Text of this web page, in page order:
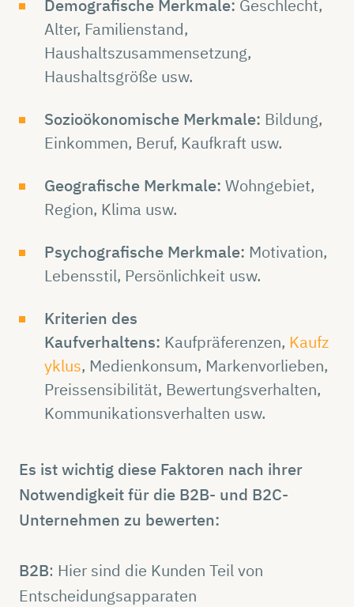
Demografische Merkmale: Geschlecht,
Alter, Familienstand,
Haushaltszusammensetzung,
Haushaltsgröße usw.
Sozioökonomische Merkmale: Bildung,
Einkommen, Beruf, Kaufkraft usw.
Geografische Merkmale: Wohngebiet,
Region, Klima usw.
Psychografische Merkmale: Motivation,
Lebensstil, Persönlichkeit usw.
Kriterien des
Kaufverhaltens: Kaufpräferenzen, Kaufz
yklus, Medienkonsum, Markenvorlieben,
Preissensibilität, Bewertungsverhalten,
Kommunikationsverhalten usw.
Es ist wichtig diese Faktoren nach ihrer
Notwendigkeit für die B2B- und B2C-
Unternehmen zu bewerten:
B2B: Hier sind die Kunden Teil von
Entscheidungsapparaten